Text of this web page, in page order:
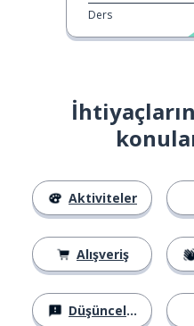
Ders
Aktiviteler
Alışveriş
Düşünceler